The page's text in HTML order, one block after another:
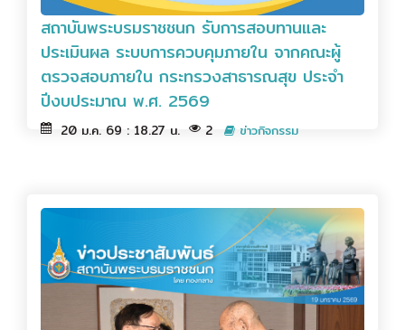
สถาบันพระบรมราชชนก รับการสอบทานและ
ประเมินผล ระบบการควบคุมภายใน จากคณะผู้
ตรวจสอบภายใน กระทรวงสาธารณสุข ประจำ
ปีงบประมาณ พ.ศ. 2569
20 ม.ค. 69 : 18.27 น. 2 ข่าวกิจกรรม